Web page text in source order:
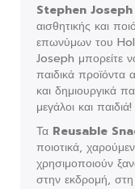
Stephen Joseph
αισθητικής και
επωνύμων του
Joseph μπορείτε
παιδικά προϊόντα
και δημιουργικά
μεγάλοι και παιδιά!
Τα Reusable
ποιοτικά,
χρησιμοποιούν
στην εκδρομή,